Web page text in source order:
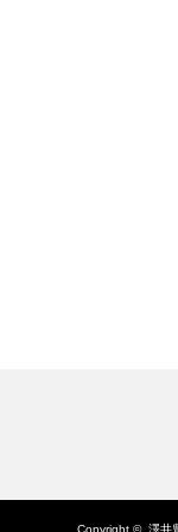
Copyright © 澤井